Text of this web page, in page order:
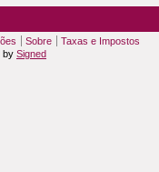
Sobre
Taxas e Impostos
by Signed